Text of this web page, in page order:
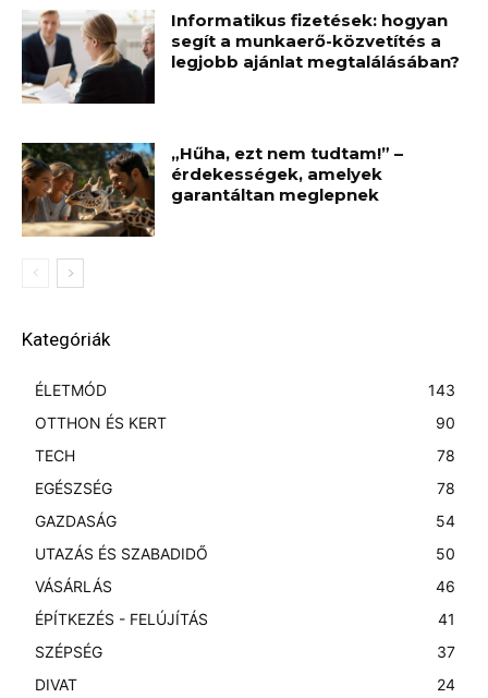
Informatikus fizetések: hogyan
segít a munkaerő-közvetítés a
legjobb ajánlat megtalálásában?
„Hűha, ezt nem tudtam!” –
érdekességek, amelyek
garantáltan meglepnek
Kategóriák
ÉLETMÓD
143
OTTHON ÉS KERT
90
TECH
78
EGÉSZSÉG
78
GAZDASÁG
54
UTAZÁS ÉS SZABADIDŐ
50
VÁSÁRLÁS
46
ÉPÍTKEZÉS - FELÚJÍTÁS
41
SZÉPSÉG
37
DIVAT
24